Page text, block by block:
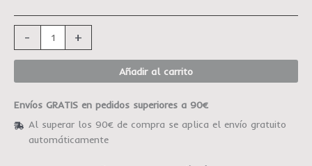
- +
Añadir al carrito
Envíos GRATIS en pedidos superiores a 90€
Al superar los 90€ de compra se aplica el envío gratuito
automáticamente